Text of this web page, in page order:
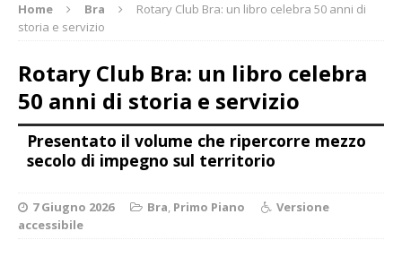
Home Bra
Rotary Club Bra: un libro celebra 50 anni di
storia e servizio
Rotary Club Bra: un libro celebra
50 anni di storia e servizio
Presentato il volume che ripercorre mezzo
secolo di impegno sul territorio
7 Giugno 2026 Bra, Primo Piano
Versione
accessibile